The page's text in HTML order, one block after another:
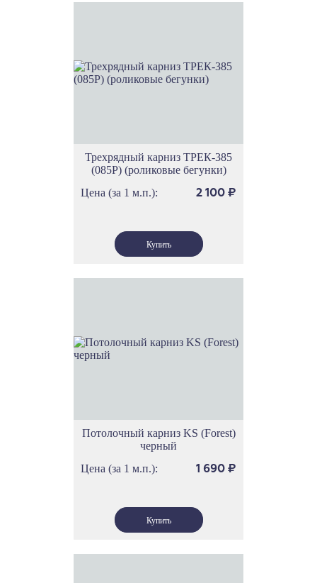
Трехрядный карниз ТРЕК-385
(085Р) (роликовые бегунки)
Цена (за 1 м.п.):
2 100 ₽
Потолочный карниз KS (Forest)
черный
Цена (за 1 м.п.):
1 690 ₽